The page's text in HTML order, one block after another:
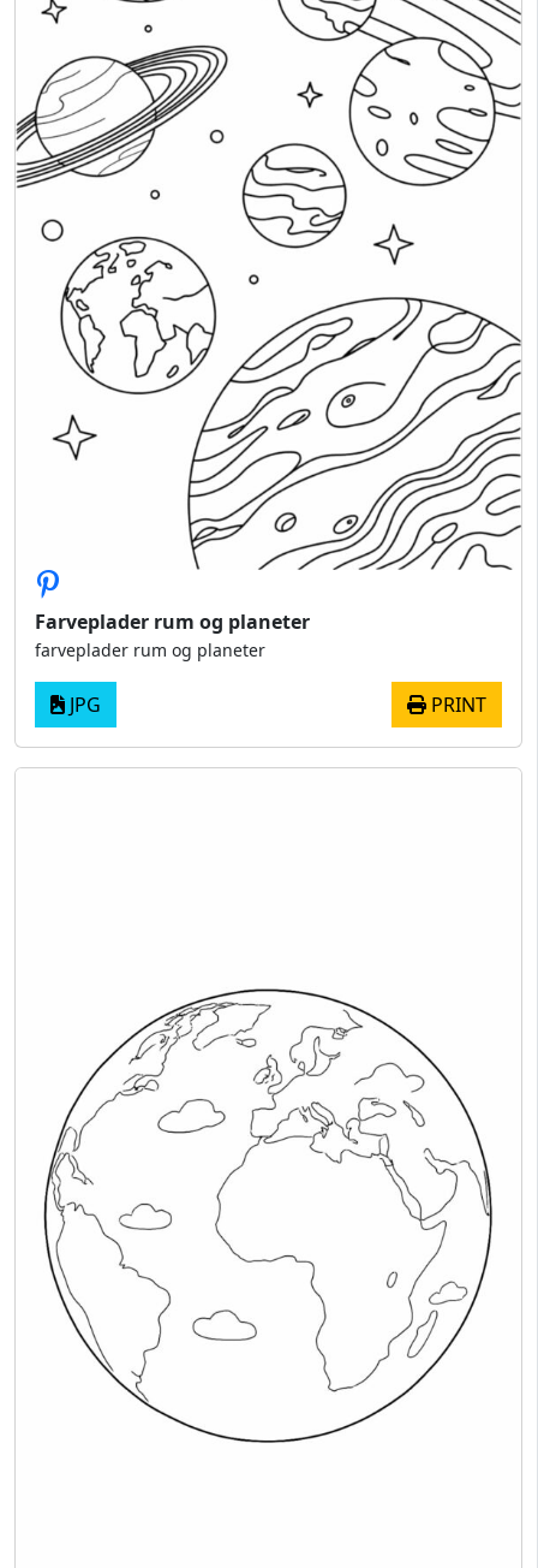
Farveplader rum og planeter
farveplader rum og planeter
JPG PRINT